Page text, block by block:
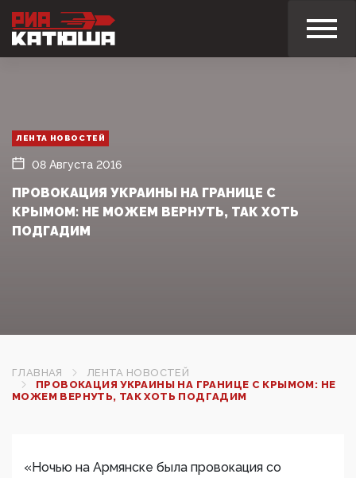
ЛЕНТА НОВОСТЕЙ
08 Августа 2016
ПРОВОКАЦИЯ УКРАИНЫ НА ГРАНИЦЕ С
КРЫМОМ: НЕ МОЖЕМ ВЕРНУТЬ, ТАК ХОТЬ
ПОДГАДИМ
ГЛАВНАЯ
ЛЕНТА НОВОСТЕЙ
ПРОВОКАЦИЯ УКРАИНЫ НА ГРАНИЦЕ С КРЫМОМ: НЕ
МОЖЕМ ВЕРНУТЬ, ТАК ХОТЬ ПОДГАДИМ
«Ночью на Армянске была провокация со